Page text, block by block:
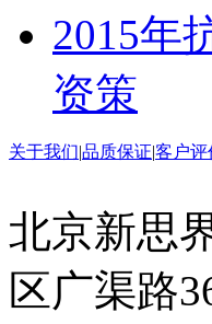
2015年
资策
关于我们|品质保证|客户评
北京新思
区广渠路